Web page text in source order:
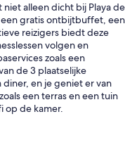
niet alleen dicht bij Playa de
gratis ontbijtbuffet, een
reizigers biedt deze
volgen en
zoals een
de 3 plaatselijke
en je geniet er van
een terras en een tuin
op de kamer.